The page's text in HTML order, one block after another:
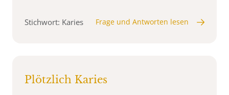
Stichwort: Karies Frage und Antworten lesen
Plötzlich Karies